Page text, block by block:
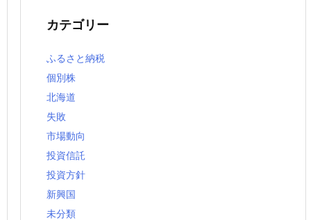
カテゴリー
ふるさと納税
個別株
北海道
失敗
市場動向
投資信託
投資方針
新興国
未分類